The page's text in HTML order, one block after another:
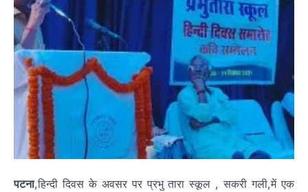
पटना,हिन्दी दिवस के अवसर पर प्रभु तारा स्कूल , सकरी गली,में एक